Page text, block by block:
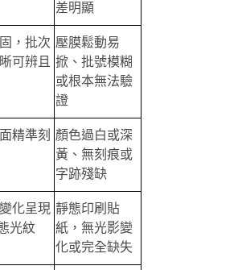
差明顯
，批次
可辨且
壓膜鬆動易
掀、批號模糊
或根本無法驗
證
精準刻
顏色過白或深
黃、無刻痕或
字跡殘缺
化呈現
光紋
靜態印刷貼
紙，無光影變
化或完全缺失